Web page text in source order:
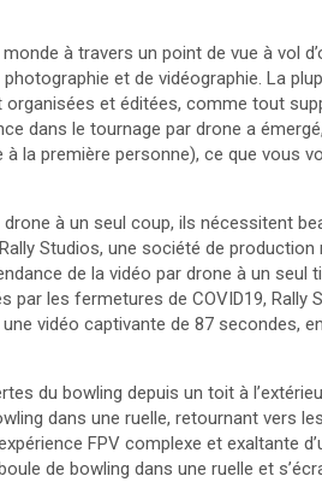
à travers un point de vue à vol
et de vidéographie. La
et éditées, comme tout
dans le tournage par drone a
la première personne), ce que vous
drone à un seul coup, ils nécessitent
Studios, une société de production
de la vidéo par drone à un seul
les fermetures de COVID19, Rally
vidéo captivante de 87 secondes,
du bowling depuis un toit à
dans une ruelle, retournant vers
FPV complexe et exaltante
de bowling dans une ruelle et